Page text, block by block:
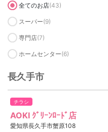
全てのお店(43)
スーパー(9)
専門店(7)
ホームセンター(6)
長久手市
チラシ
AOKI ｸﾞﾘｰﾝﾛｰﾄﾞ店
愛知県長久手市蟹原108